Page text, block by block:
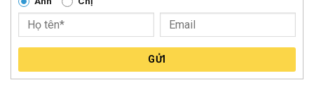
tháo, lắp dễ dàng trong vài giây, phù hợp với nhiều dòng xe đạp:
xe địa hình, xe đua, xe đạp touring,…
GỬI